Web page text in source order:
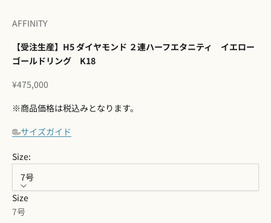
AFFINITY
【受注生産】H5 ダイヤモンド ２連ハーフエタニティ イエロー
ゴールドリング K18
セール価格
¥475,000
※商品価格は税込みとなります。
サイズガイド
Size:
7号
Size
7号